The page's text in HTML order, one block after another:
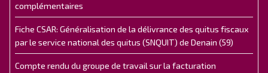
complémentaires
Fiche CSAR: Généralisation de la délivrance des quitus fiscaux
par le service national des quitus (SNQUIT) de Denain (59)
Compte rendu du groupe de travail sur la facturation